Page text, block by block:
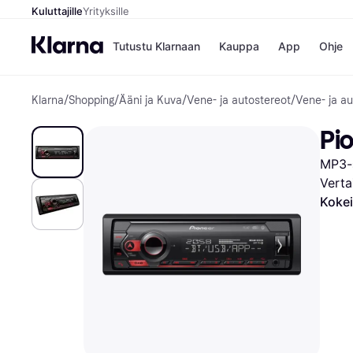
KuluttajilleYrityksille
Tutustu Klarnaan Kauppa
Kaupat
Gigantti
H&M
Peten
Wolt
App Ohje
Klarna/Shopping/Ääni ja Kuva/Vene- ja autostereot/Vene- ja